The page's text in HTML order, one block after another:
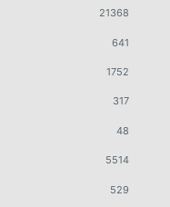
21368
641
1752
317
48
5514
529